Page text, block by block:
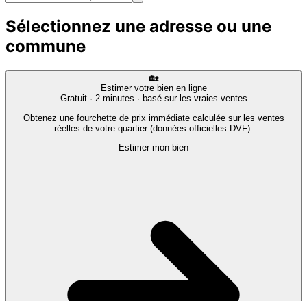
Sélectionnez une adresse ou une
commune
🏡
Estimer votre bien en ligne
Gratuit · 2 minutes · basé sur les vraies ventes
Obtenez une fourchette de prix immédiate calculée sur les ventes
réelles de votre quartier (données officielles DVF).
Estimer mon bien